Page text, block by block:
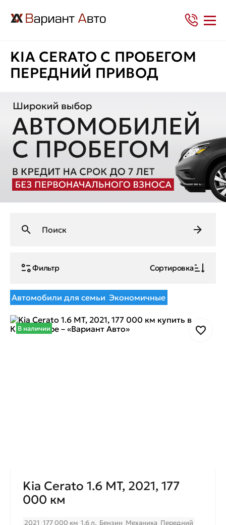
KIA CERATO С ПРОБЕГОМ
ПЕРЕДНИЙ ПРИВОД
Фильтр Сортировка
Автомобили для семьи Экономичные
В наличии
Kia Cerato 1.6 МТ, 2021, 177
000 км
2021 177 000 км 1.6 л. Бензин Механика Передний